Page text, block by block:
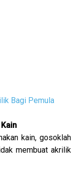
Bagi Pemula
kain, gosoklah
membuat akrilik